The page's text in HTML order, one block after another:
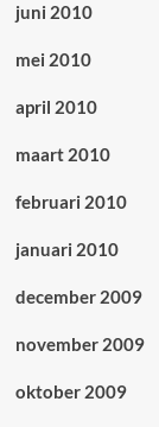
juni 2010
mei 2010
april 2010
maart 2010
februari 2010
januari 2010
december 2009
november 2009
oktober 2009